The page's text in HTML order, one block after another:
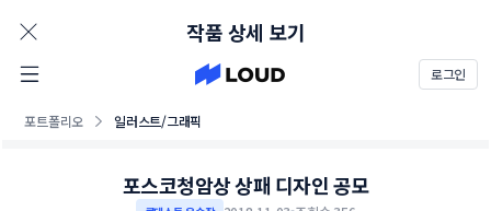
로그인
포트폴리오 일러스트/그래픽
작품 상세 보기
포스코청암상 상패 디자인 공모